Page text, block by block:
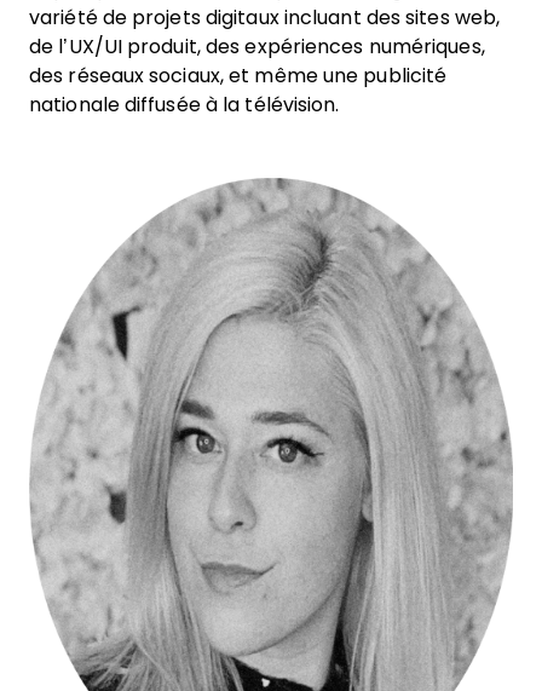
variété de projets digitaux incluant des sites web,
de l’UX/UI produit, des expériences numériques,
des réseaux sociaux, et même une publicité
nationale diffusée à la télévision.